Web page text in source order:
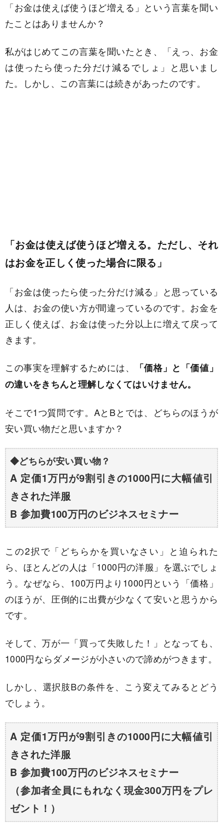
「お金は使えば使うほど増える」という言葉を聞い
たことはありませんか？
私がはじめてこの言葉を聞いたとき、「えっ、お金
は使ったら使った分だけ減るでしょ」と思いまし
た。しかし、この言葉には続きがあったのです。
「お金は使えば使うほど増える。ただし、それ
はお金を正しく使った場合に限る」
「お金は使ったら使った分だけ減る」と思っている
人は、お金の使い方が間違っているのです。お金を
正しく使えば、お金は使った分以上に増えて戻って
きます。
この事実を理解するためには、
「価格」と「価値」
の違いをきちんと理解しなくてはいけません。
そこで1つ質問です。AとBとでは、どちらのほうが
安い買い物だと思いますか？
◆どちらが安い買い物？
A 定価1万円が9割引きの1000円に大幅値引
きされた洋服
B 参加費100万円のビジネスセミナー
この2択で「どちらかを買いなさい」と迫られた
ら、ほとんどの人は「1000円の洋服」を選ぶでしょ
う。なぜなら、100万円より1000円という「価格」
のほうが、圧倒的に出費が少なくて安いと思うから
です。
そして、万が一「買って失敗した！」となっても、
1000円ならダメージが小さいので諦めがつきます。
しかし、選択肢Bの条件を、こう変えてみるとどう
でしょう。
A 定価1万円が9割引きの1000円に大幅値引
きされた洋服
B 参加費100万円のビジネスセミナー
（参加者全員にもれなく現金300万円をプレ
ゼント！）